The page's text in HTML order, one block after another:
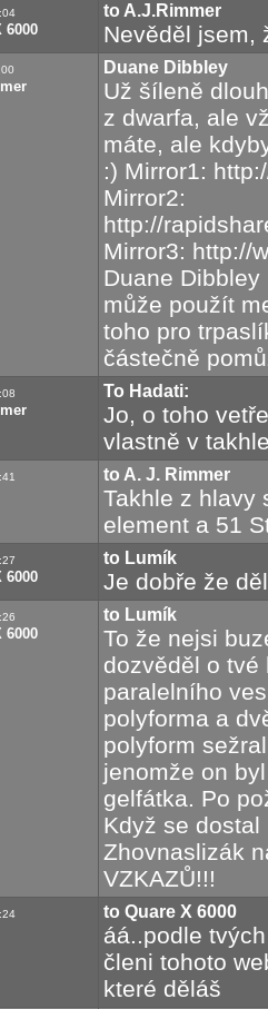
6000
to A.J.Rimmer
Nevěděl jsem,
Duane Dibbley
Už šíleně
z dwarfa, ale
máte, ale
:) Mirror1:
Mirror2:
http://
Mirror3: http://
Duane
může použít
toho pro
částečně
To Hadati:
Jo, o toho
vlastně v
to A. J. Rimmer
Takhle z hlavy
element a 51
6000
to Lumík
Je dobře že
6000
to Lumík
To že nejsi
dozvěděl o tvé
paralelního
polyforma a
polyform
jenomže on
gelfátka. Po
Když se
Zhovnaslizák
VZKAZŮ!!!
to Quare X 6000
áá..podle
členi tohoto
které děláš